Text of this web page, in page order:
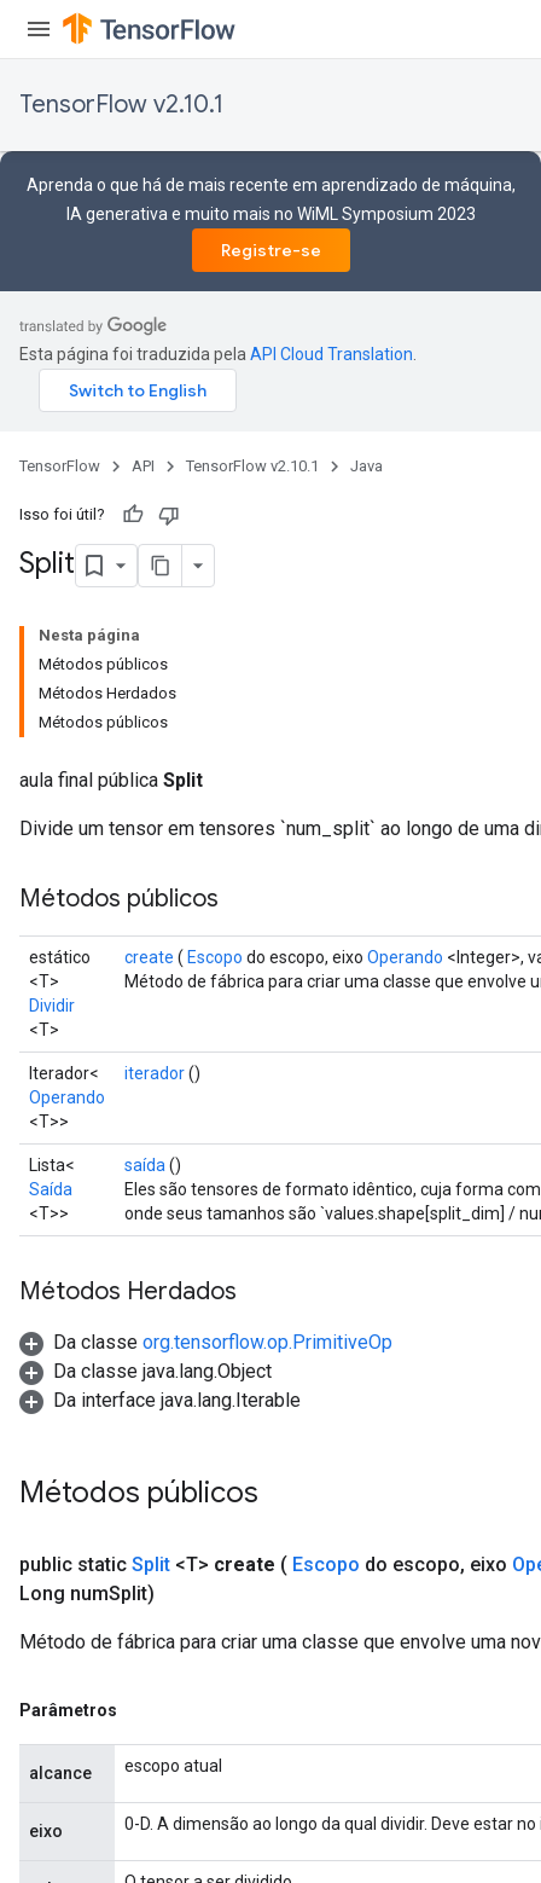
TensorFlow v2.10.1
Aprenda o que há de mais recente em aprendizado de máquina,
IA generativa e muito mais no WiML Symposium 2023
Registre-se
Esta página foi traduzida pela API Cloud Translation
TensorFlow API TensorFlow v2.10.1 Java
Isso foi útil?
Split
Nesta página
Métodos públicos
Métodos Herdados
Métodos públicos
aula final pública Split
Divide um tensor em tensores `num_split` ao longo de uma
Métodos públicos
estático
<T>
Dividir
<T>
create ( Escopo do escopo, eixo Operando <Integer>,
Método de fábrica para criar uma classe que envolve
Iterador<
Operando
<T>>
iterador()
Lista<
Saída
<T>>
saída ()
Eles são tensores de formato idêntico, cuja forma
onde seus tamanhos são `values.shape[split_dim] /
Métodos Herdados
Da classe org.tensorflow.op.PrimitiveOp
Da classe java.lang.Object
Da interface java.lang.Iterable
Métodos públicos
public static Split <T> create ( Escopo do escopo, eixo
Long numSplit)
Método de fábrica para criar uma classe que envolve uma
Parâmetros
alcance escopo atual
eixo 0-D. A dimensão ao longo da qual dividir. Deve estar